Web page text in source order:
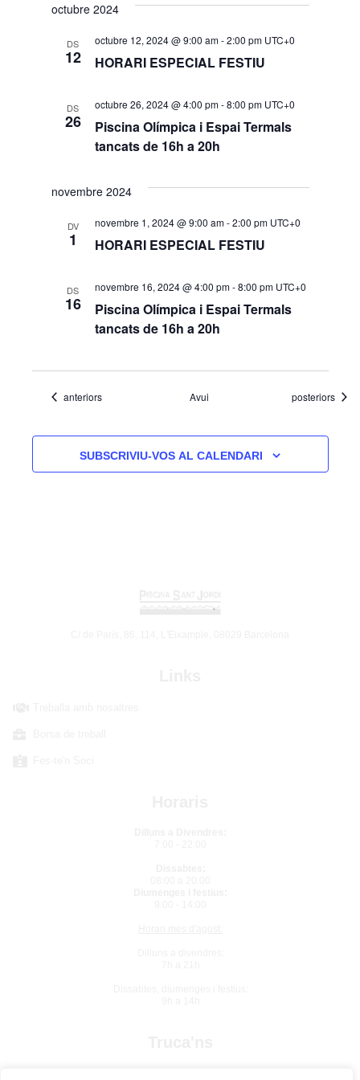
octubre 2024
DS
12 HORARI ESPECIAL FESTIU
octubre 12, 2024 @ 9:00 am-2:00 pm UTC+0
DS
26
Piscina Olímpica i Espai Termals
tancats de 16h a 20h
octubre 26, 2024 @ 4:00 pm-8:00 pm UTC+0
novembre 2024
DV
1 HORARI ESPECIAL FESTIU
novembre 1, 2024 @ 9:00 am-2:00 pm UTC+0
DS
16
Piscina Olímpica i Espai Termals
tancats de 16h a 20h
novembre 16, 2024 @ 4:00 pm-8:00 pm UTC+0
Esdeveniments
anteriors Avui Esdeveniments
posteriors
SUBSCRIVIU-VOS AL CALENDARI